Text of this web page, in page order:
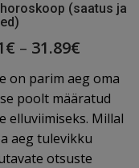
(saatus ja
€ – 31.89€
on parim aeg oma
poolt määratud
elluviimiseks. Millal
aeg tulevikku
otsuste